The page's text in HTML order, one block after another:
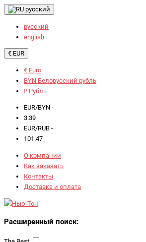
русский
русский
english
€ EUR
€ Euro
BYN Белорусский рубль
₽ Рубль
EUR/BYN -
3.39
EUR/RUB -
101.47
О компании
Как заказать
Контакты
Доставка и оплата
Расширенный поиск: